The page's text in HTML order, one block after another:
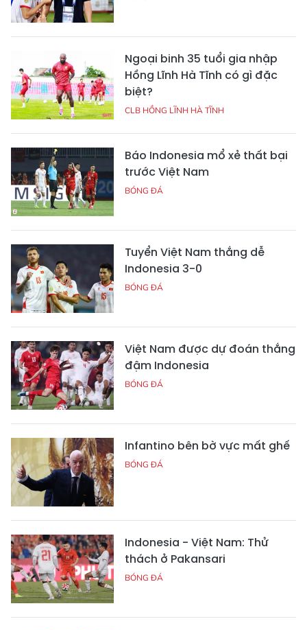
Ngoại binh 35 tuổi gia nhập
Hồng Lĩnh Hà Tĩnh có gì đặc
biệt?
CLB HỒNG LĨNH HÀ TĨNH
Báo Indonesia mổ xẻ thất bại
trước Việt Nam
BÓNG ĐÁ
Tuyển Việt Nam thắng dễ
Indonesia 3-0
BÓNG ĐÁ
Việt Nam được dự đoán thắng
đậm Indonesia
BÓNG ĐÁ
Infantino bên bờ vực mất ghế
BÓNG ĐÁ
Indonesia - Việt Nam: Thử
thách ở Pakansari
BÓNG ĐÁ